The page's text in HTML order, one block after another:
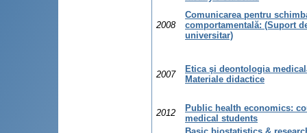
2008
Comunicarea pentru
comportamentală: (Suport
universitar)
2007
Etica şi deontologia
Materiale didactice
2012
Public health economics:
medical students